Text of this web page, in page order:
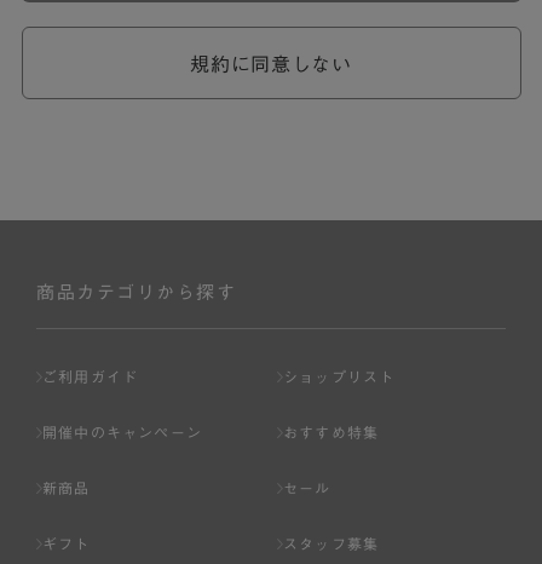
めが優先されるものとします。
ません。
ページへの入力、または弊社が別途指定する方法に従って
基づき判断した場合は、弊社は、その登録を取り消すこと
規約に同意しない
商品カテゴリから探す
ご利用ガイド ショップリスト
開催中のキャンペーン おすすめ特集
新商品 セール
ギフト スタッフ募集